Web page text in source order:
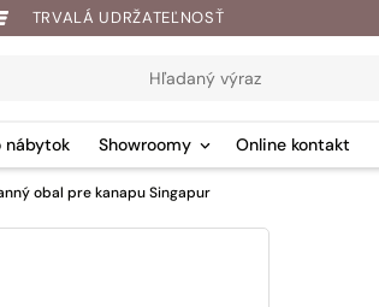
TRVALÁ UDRŽATEĽNOSŤ
nábytok Showroomy Online kontakt
obal pre kanapu Singapur